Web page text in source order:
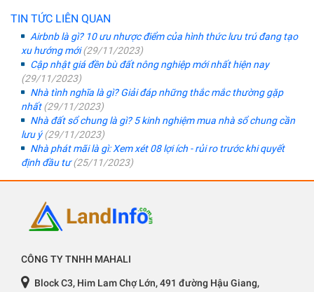
TIN TỨC LIÊN QUAN
Airbnb là gì? 10 ưu nhược điểm của hình thức lưu trú đang tạo
xu hướng mới(29/11/2023)
Cập nhật giá đền bù đất nông nghiệp mới nhất hiện nay
(29/11/2023)
Nhà tình nghĩa là gì? Giải đáp những thắc mắc thường gặp
nhất(29/11/2023)
Nhà đất sổ chung là gì? 5 kinh nghiệm mua nhà sổ chung cần
lưu ý(29/11/2023)
Nhà phát mãi là gì: Xem xét 08 lợi ích - rủi ro trước khi quyết
định đầu tư(25/11/2023)
CÔNG TY TNHH MAHALI
Block C3, Him Lam Chợ Lớn, 491 đường Hậu Giang,